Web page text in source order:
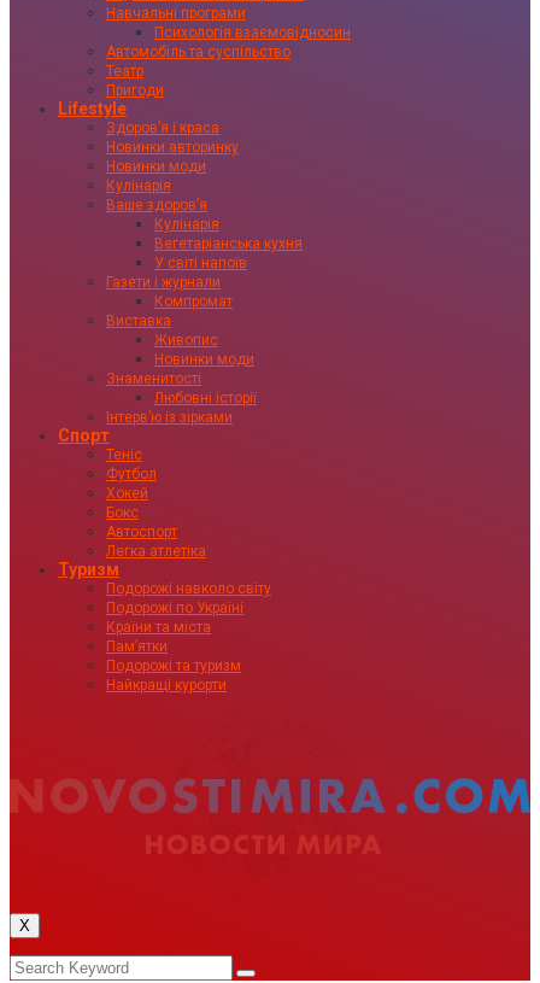
Навчальні програми
Психологія взаємовідносин
Автомобіль та суспільство
Театр
Пригоди
Lifestyle
Здоровʼя і краса
Новинки авторинку
Новинки моди
Кулінарія
Ваше здоровʼя
Кулінарія
Вегетаріанська кухня
У світі напоїв
Газети і журнали
Компромат
Виставка
Живопис
Новинки моди
Знаменитості
Любовні історії
Інтервʼю із зірками
Спорт
Теніс
Футбол
Хокей
Бокс
Автоспорт
Легка атлетіка
Туризм
Подорожі навколо світу
Подорожі по Україні
Країни та міста
Пам’ятки
Подорожі та туризм
Найкращі курорти
X